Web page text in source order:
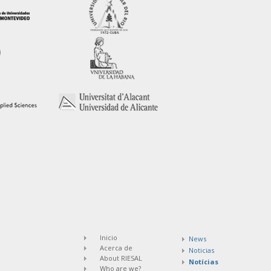
News
Noticias
Notícias
Inicio
Acerca de
About RIESAL
Who are we?